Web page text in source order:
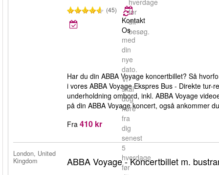
hverdage
før
dit
besøg.
(45)
Kontakt
Os
med
din
nye
dato.
Vi
skal
dog
høre
fra
dig
senest
5
hverdage
før
Har du din ABBA Voyage koncertbillet? Så
i vores ABBA Voyage Ekspres Bus - Direkte
underholdning ombord, inkl. ABBA Voyage
på din ABBA Voyage koncert, også ankommer
Fra 410 kr
London, United
Kingdom
ABBA Voyage - Koncertbillet m.